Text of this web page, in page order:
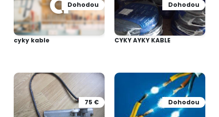
Dohodou
cyky kable
Dohodou
CYKY AYKY KABLE
75 € Dohodou